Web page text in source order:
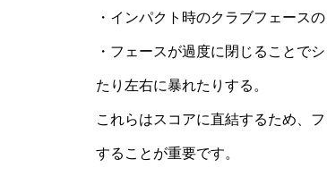
・インパクト時のクラブフェース
・フェースが過度に閉じることで
たり左右に暴れたりする。
これらはスコアに直結するため、
することが重要です。